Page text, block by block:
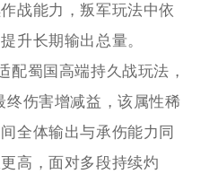
战能力，叛军玩法中依
升长期输出总量。
配蜀国高端持久战玩法，
终伤害增减益，该属性稀
全体输出与承伤能力同
高，面对多段持续灼